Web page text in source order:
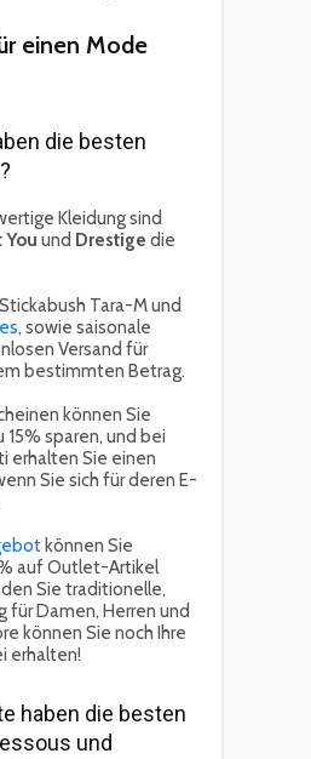
einen Mode
die besten
Kleidung sind
You und Drestige die
Tara-M und
, sowie saisonale
Versand für
bestimmten Betrag.
können Sie
sparen, und bei
erhalten Sie einen
Sie sich für deren E-
können Sie
auf Outlet-Artikel
Sie traditionelle,
für Damen, Herren und
können Sie noch Ihre
erhalten!
haben die besten
und